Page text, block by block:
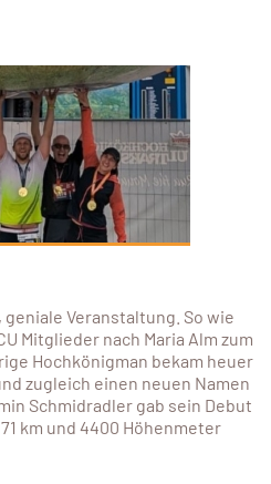
Veranstaltung. So wie
Mitglieder nach Maria Alm zum
Hochkönigman bekam heuer
zugleich einen neuen Namen
Schmidradler gab sein Debut
km und 4400 Höhenmeter